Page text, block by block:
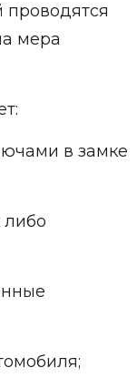
проводятся
мера
в замке
либо